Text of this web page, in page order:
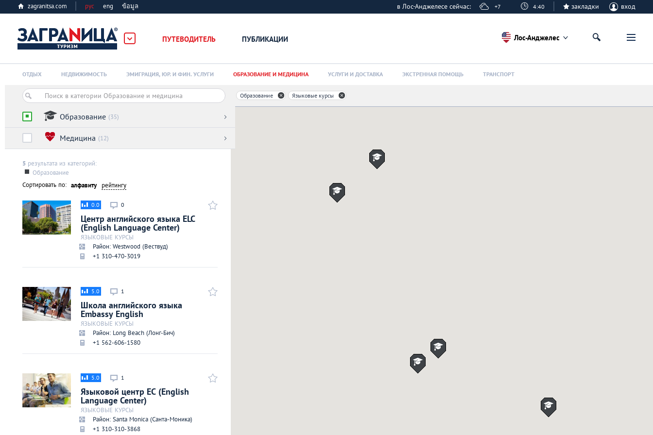
zagranitsa.com рус eng ข้อมูล в Лос-Анджелесе сейчас: +7 4:40 закладки вход
ПУТЕВОДИТЕЛЬ ПУБЛИКАЦИИ
Алматы
Астана
Киев
Лондон
Москва
Париж
Паттайя
Пхукет
Санкт-Петербург
Лос-Анджелес
ОТДЫХ НЕДВИЖИМОСТЬ ЭМИГРАЦИЯ, ЮР. И ФИН. УСЛУГИ ОБРАЗОВАНИЕ И МЕДИЦИНА УСЛУГИ И ДОСТАВКА ЭКСТРЕННАЯ ПОМОЩЬ ТРАНСПОРТ
Образование (35)
Медицина (12)
5 результата из категорий:
Образование
Сортировать по: алфавиту рейтингу
0
0.0
Центр английского языка ELC
(English Language Center)
ЯЗЫКОВЫЕ КУРСЫ
Район: Westwood (Вествуд)
+1 310-470-3019
1
5.0
Школа английского языка
Embassy English
ЯЗЫКОВЫЕ КУРСЫ
Район: Long Beach (Лонг-Бич)
+1 562-606-1580
1
5.0
Языковой центр EC (English
Language Center)
ЯЗЫКОВЫЕ КУРСЫ
Район: Santa Moniсa (Санта-Моника)
+1 310-310-3868
Образование Языковые курсы